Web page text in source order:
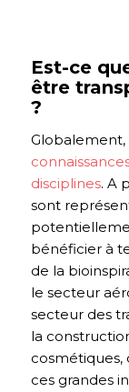
Est-ce
être
?
Globalement,
disciplines. A
sont
bénéficier à
de la
le secteur
secteur des
la
cosmétiques,
ces grandes